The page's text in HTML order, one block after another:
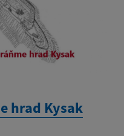
hrad Kysak